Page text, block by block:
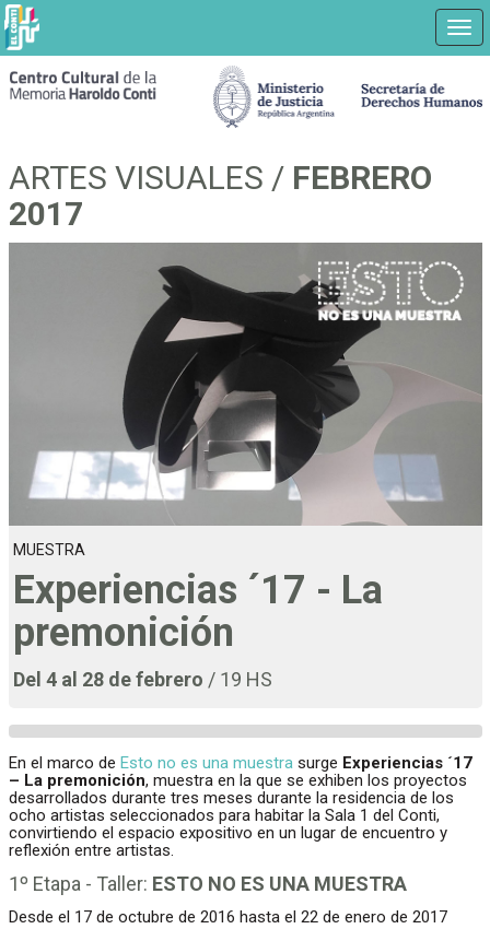
ARTES VISUALES / FEBRERO
2017
MUESTRA
Experiencias ´17 - La
premonición
Del 4 al 28 de febrero / 19 HS
En el marco de Esto no es una muestra surge Experiencias ´17
– La premonición, muestra en la que se exhiben los proyectos
desarrollados durante tres meses durante la residencia de los
ocho artistas seleccionados para habitar la Sala 1 del Conti,
convirtiendo el espacio expositivo en un lugar de encuentro y
reflexión entre artistas.
1º Etapa - Taller: ESTO NO ES UNA MUESTRA
Desde el 17 de octubre de 2016 hasta el 22 de enero de 2017